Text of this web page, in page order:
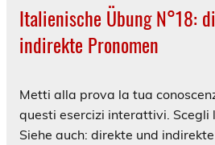
Italienische Übung N°18:
indirekte Pronomen
Metti alla prova la tua
questi esercizi interattivi. Scegli
Siehe auch: direkte und